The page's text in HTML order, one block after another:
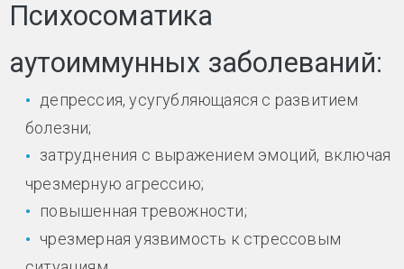
Психосоматика
аутоиммунных заболеваний:
депрессия, усугубляющаяся с развитием
болезни;
затруднения с выражением эмоций, включая
чрезмерную агрессию;
повышенная тревожности;
чрезмерная уязвимость к стрессовым